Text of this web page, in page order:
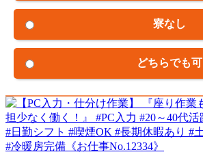
寮なし
どちらでも可